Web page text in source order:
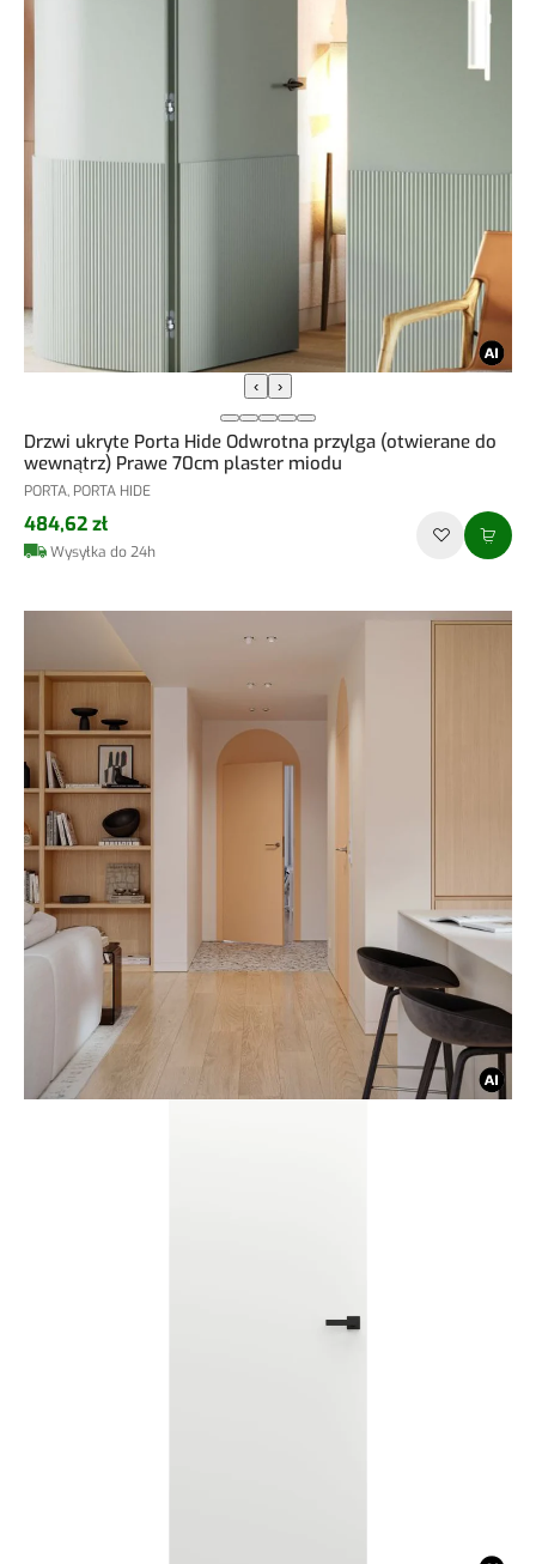
‹ ›
Drzwi ukryte Porta Hide Odwrotna przylga (otwierane do
wewnątrz) Prawe 70cm plaster miodu
PORTA, PORTA HIDE
484,62 zł
Wysyłka do 24h